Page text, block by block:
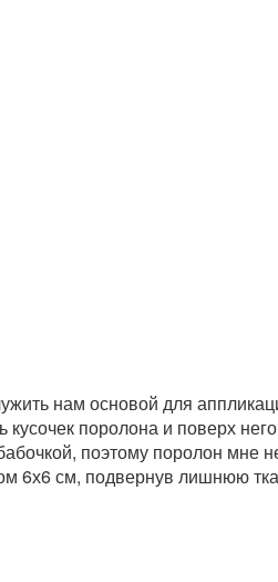
нам основой для
поролона и поверх
поэтому поролон мне
6х6 см, подвернув лишнюю